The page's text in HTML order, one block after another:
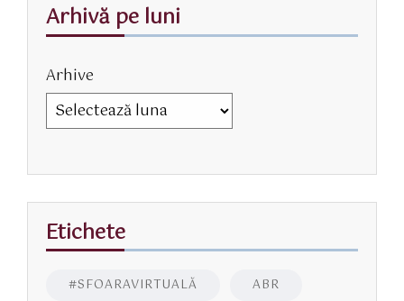
Arhivă pe luni
Arhive
Etichete
#SFOARAVIRTUALĂ ABR